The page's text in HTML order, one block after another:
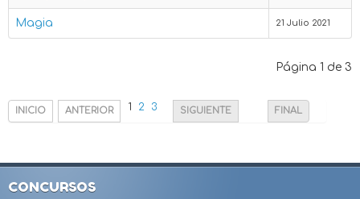
Magia 21 Julio 2021
Página 1 de 3
INICIO ANTERIOR 1 2 3 SIGUIENTE FINAL
CONCURSOS